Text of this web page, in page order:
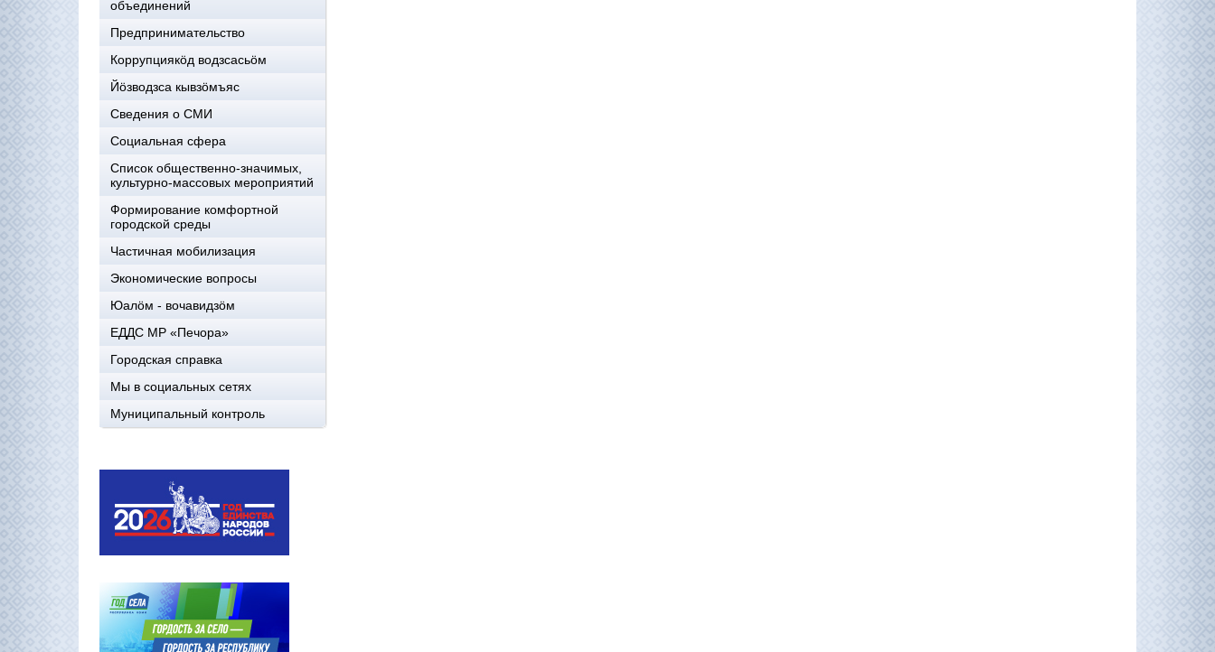
объединений
Предпринимательство
Коррупциякöд водзсасьöм
Йöзводзса кывзöмъяс
Сведения о СМИ
Социальная сфера
Список общественно-значимых,
культурно-массовых мероприятий
Формирование комфортной
городской среды
Частичная мобилизация
Экономические вопросы
Юалӧм - вочавидзӧм
ЕДДС МР «Печора»
Городская справка
Мы в социальных сетях
Муниципальный контроль